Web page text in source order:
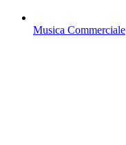
Musica Commerciale